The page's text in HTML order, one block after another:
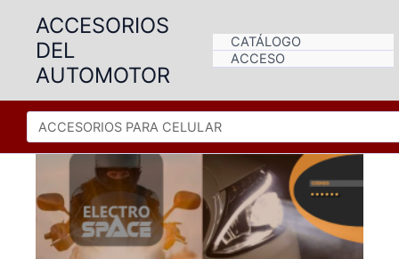
contenido
ACCESORIOS
DEL
AUTOMOTOR
CATÁLOGO
ACCESO